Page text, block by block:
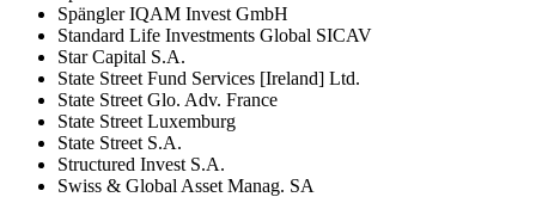
Spängler IQAM Invest GmbH
Standard Life Investments Global SICAV
Star Capital S.A.
State Street Fund Services [Ireland] Ltd.
State Street Glo. Adv. France
State Street Luxemburg
State Street S.A.
Structured Invest S.A.
Swiss & Global Asset Manag. SA